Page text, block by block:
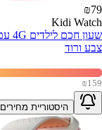
₪79
Kidi Watch
צבע ורוד
₪159
היסטוריית מחירים